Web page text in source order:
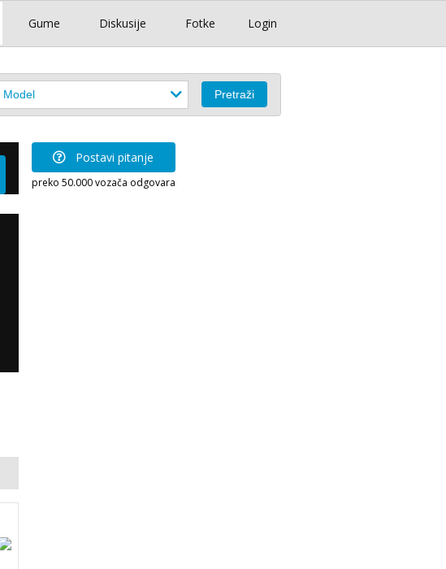
Login
Gume Diskusije Fotke
Postavi pitanje
preko 50.000 vozača odgovara